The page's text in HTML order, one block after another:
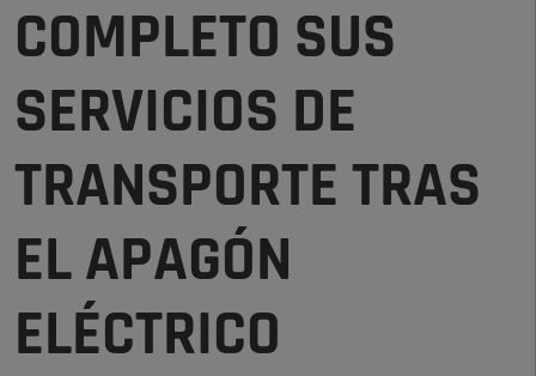
COMPLETO SUS
SERVICIOS DE
TRANSPORTE TRAS
EL APAGÓN
ELÉCTRICO